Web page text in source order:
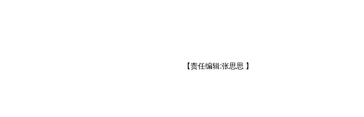
【责任编辑:张思思 】